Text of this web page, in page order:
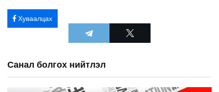
Хуваалцах
Санал болгох нийтлэл